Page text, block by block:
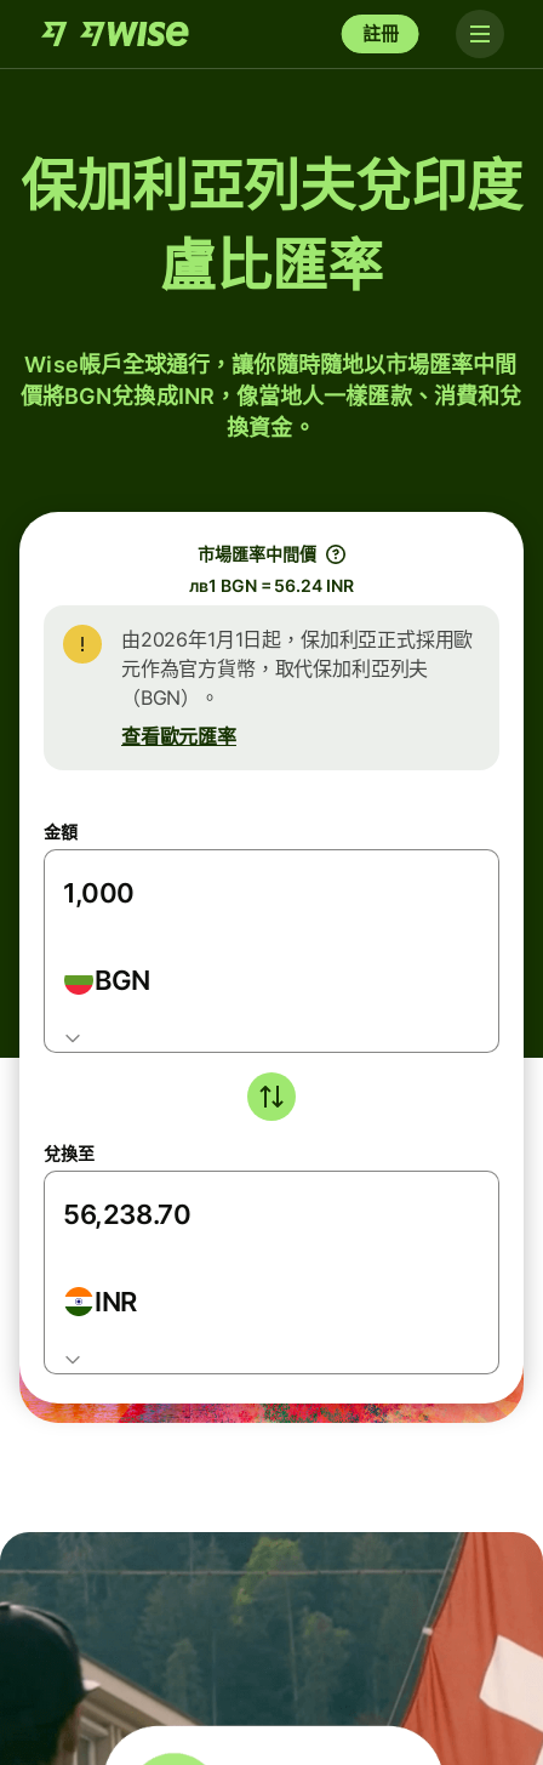
註冊
保加利亞列夫兌印度
盧比匯率
Wise帳戶全球通行，讓你隨時隨地以市場匯率中間
價將BGN兌換成INR，像當地人一樣匯款、消費和兌
換資金。
市場匯率中間價
лв1 BGN = 56.24 INR
由2026年1月1日起，保加利亞正式採用歐
元作為官方貨幣，取代保加利亞列夫
（BGN）。
查看歐元匯率
金額
BGN
兌換至
INR